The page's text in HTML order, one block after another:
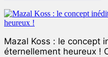
Mazal Koss : le concept
éternellement heureux !